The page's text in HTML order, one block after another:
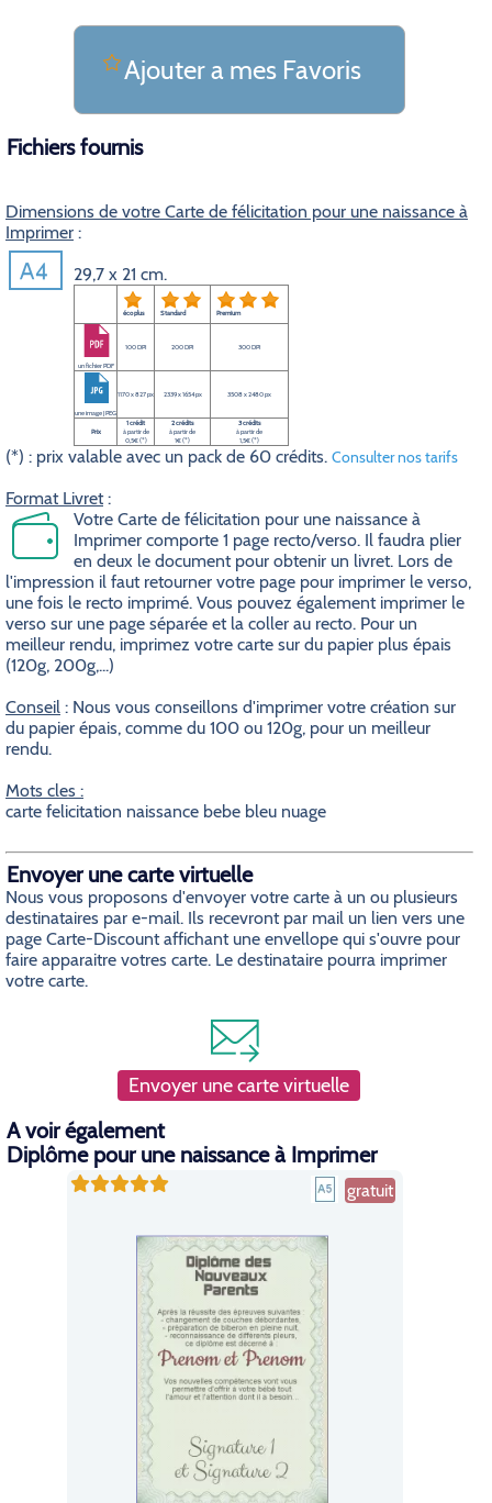
Ajouter a mes Favoris
Fichiers fournis
Dimensions de votre Carte de félicitation pour une naissance à
Imprimer :
29,7 x 21 cm.
éco plus Standard Premium
un fichier PDF
100 DPI 200 DPI 300 DPI
une image JPEG
1170 x 827 px 2339 x 1654 px 3508 x 2480 px
Prix
1 crédit
à partir de
0,5€ (*)
2 crédits
à partir de
1€ (*)
3 crédits
à partir de
1,5€ (*)
(*) : prix valable avec un pack de 60 crédits. Consulter nos tarifs
Format Livret:
Votre Carte de félicitation pour une naissance à
Imprimer comporte 1 page recto/verso. Il faudra plier
en deux le document pour obtenir un livret. Lors de
l'impression il faut retourner votre page pour imprimer le verso,
une fois le recto imprimé. Vous pouvez également imprimer le
verso sur une page séparée et la coller au recto. Pour un
meilleur rendu, imprimez votre carte sur du papier plus épais
(120g, 200g,...)
Conseil : Nous vous conseillons d'imprimer votre création sur
du papier épais, comme du 100 ou 120g, pour un meilleur
rendu.
Mots cles :
carte felicitation naissance bebe bleu nuage
Envoyer une carte virtuelle
Nous vous proposons d'envoyer votre carte à un ou plusieurs
destinataires par e-mail. Ils recevront par mail un lien vers une
page Carte-Discount affichant une envellope qui s'ouvre pour
faire apparaitre votres carte. Le destinataire pourra imprimer
votre carte.
Envoyer une carte virtuelle
A voir également
Diplôme pour une naissance à Imprimer
gratuit